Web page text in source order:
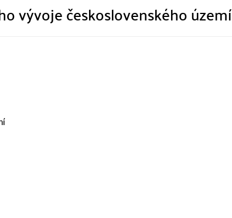
vývoje československého území